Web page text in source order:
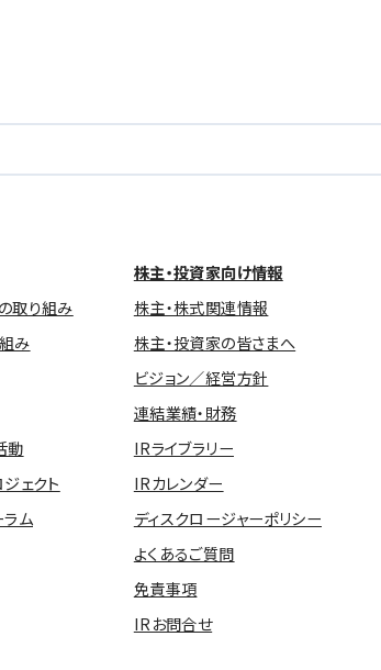
取り組み
み
動
ェクト
ラム
株主・投資家向け情報
株主・株式関連情報
株主・投資家の皆さまへ
ビジョン／経営方針
連結業績・財務
IRライブラリー
IRカレンダー
ディスクロージャーポリシー
よくあるご質問
免責事項
IRお問合せ